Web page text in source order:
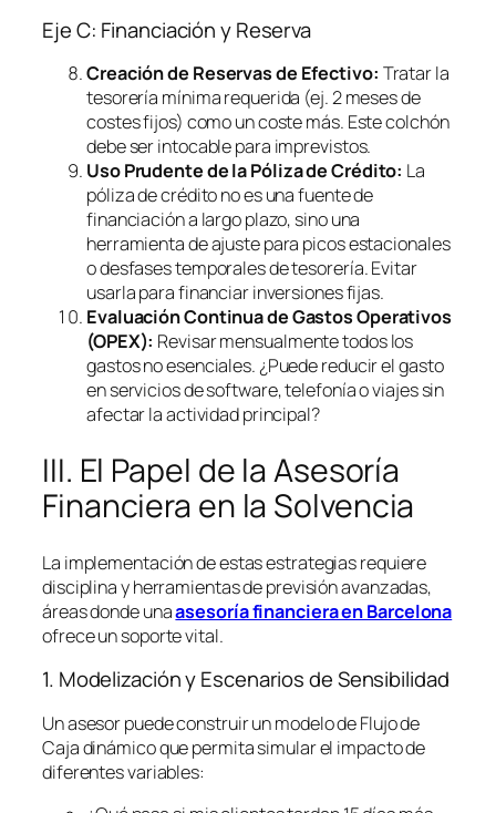
Eje C: Financiación y Reserva
Creación de Reservas de Efectivo: Tratar la
tesorería mínima requerida (ej. 2 meses de
costes fijos) como un coste más. Este colchón
debe ser intocable para imprevistos.
Uso Prudente de la Póliza de Crédito: La
póliza de crédito no es una fuente de
financiación a largo plazo, sino una
herramienta de ajuste para picos estacionales
o desfases temporales de tesorería. Evitar
usarla para financiar inversiones fijas.
Evaluación Continua de Gastos Operativos
(OPEX): Revisar mensualmente todos los
gastos no esenciales. ¿Puede reducir el gasto
en servicios desoftware, telefonía o viajes sin
afectar la actividad principal?
III. El Papel de la Asesoría
Financiera en la Solvencia
La implementación de estas estrategias requiere
disciplina y herramientas de previsión avanzadas,
áreas donde unaasesoría financiera en Barcelona
ofrece un soporte vital.
1. Modelización y Escenarios de Sensibilidad
Un asesor puede construir un modelo de Flujo de
Caja dinámico que permita simular el impacto de
diferentes variables: